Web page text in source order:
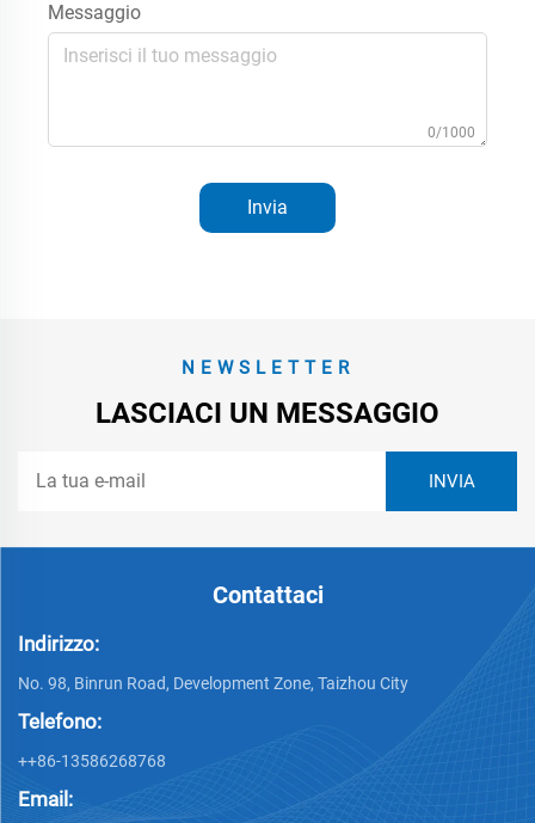
Messaggio
0/1000
Invia
NEWSLETTER
LASCIACI UN MESSAGGIO
Contattaci
Indirizzo:
No. 98, Binrun Road, Development Zone, Taizhou City
Telefono:
++86-13586268768
Email: